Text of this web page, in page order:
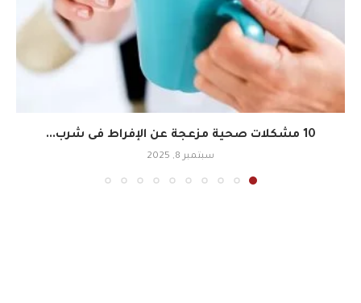
10 مشكلات صحية مزعجة عن الإفراط فى شرب...
سبتمبر 8, 2025